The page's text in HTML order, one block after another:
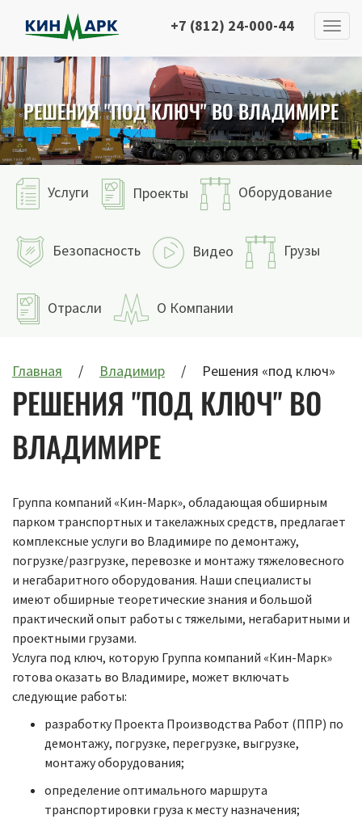
+7 (812) 24-000-44
РЕШЕНИЯ "ПОД КЛЮЧ" ВО ВЛАДИМИРЕ
Услуги Проекты Оборудование
Безопасность Видео Грузы
Отрасли О Компании
Главная Владимир Решения «под ключ»
РЕШЕНИЯ "ПОД КЛЮЧ" ВО
ВЛАДИМИРЕ
Группа компаний «Кин-Марк», обладающая обширным
парком транспортных и такелажных средств, предлагает
комплексные услуги во Владимире по демонтажу,
погрузке/разгрузке, перевозке и монтажу тяжеловесного
и негабаритного оборудования. Наши специалисты
имеют обширные теоретические знания и большой
практический опыт работы с тяжелыми, негабаритными и
проектными грузами.
Услуга под ключ, которую Группа компаний «Кин-Марк»
готова оказать во Владимире, может включать
следующие работы:
разработку Проекта Производства Работ (ППР) по
демонтажу, погрузке, перегрузке, выгрузке,
монтажу оборудования;
определение оптимального маршрута
транспортировки груза к месту назначения;